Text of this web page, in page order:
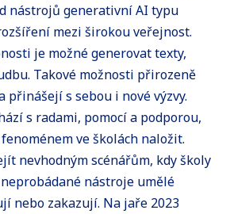
ve výuce
věd na
odborných
(G, SOV)
FactCZech aneb Jak
informace
(nejen) pomocí AI
(G,
SOV)
nástrojů generativní AI typu
mezi širokou veřejnost.
je možné generovat texty,
Takové možnosti přirozeně
přinášejí s sebou i nové výzvy.
s radami, pomocí a podporou,
ve školách naložit.
nevhodným scénářům, kdy školy
nástroje umělé
nebo zakazují. Na jaře 2023